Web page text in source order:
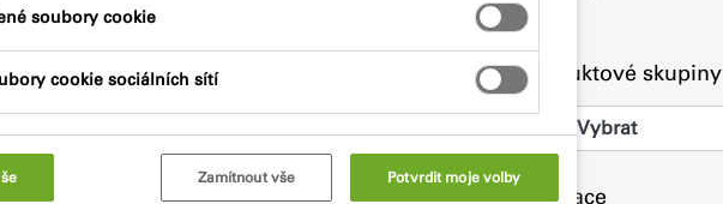
Produktové skupiny
Vybrat
Aplikace
páska s otevřenou strukturou
se dodává v předstlačených rolích s
instalaci. Páska je částečně odolná
na tepelněizolační těsnění ve
soubory cookie
cookie sociálních sítí
Zamítnout vše Potvrdit moje volby